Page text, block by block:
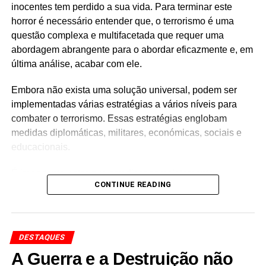
inocentes tem perdido a sua vida. Para terminar este
horror é necessário entender que, o terrorismo é uma
questão complexa e multifacetada que requer uma
abordagem abrangente para o abordar eficazmente e, em
última análise, acabar com ele.
Embora não exista uma solução universal, podem ser
implementadas várias estratégias a vários níveis para
combater o terrorismo. Essas estratégias englobam
medidas diplomáticas, militares, económicas, sociais e
educacionais.
É importante notar que erradicar completamente o
terrorismo pode não ser viável, mas podem ser feitos
seguintes abordagens:
1- Cooperação Internacional e
CONTINUE READING
DESTAQUES
A Guerra e a Destruição não